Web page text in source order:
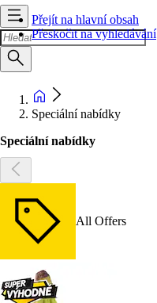
Přejít na hlavní obsah
Přeskočit na vyhledávání
Speciální nabídky
Speciální nabídky
All Offers